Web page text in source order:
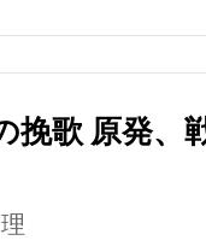
挽歌 原発